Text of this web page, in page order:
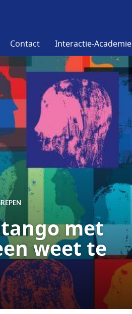
Contact Interactie-Academie
met
weet te